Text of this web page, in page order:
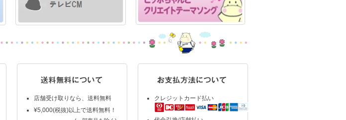
店舗受け取りなら、送料無料
¥5,000(税抜)以上で送料無料！
クレジットカード払い